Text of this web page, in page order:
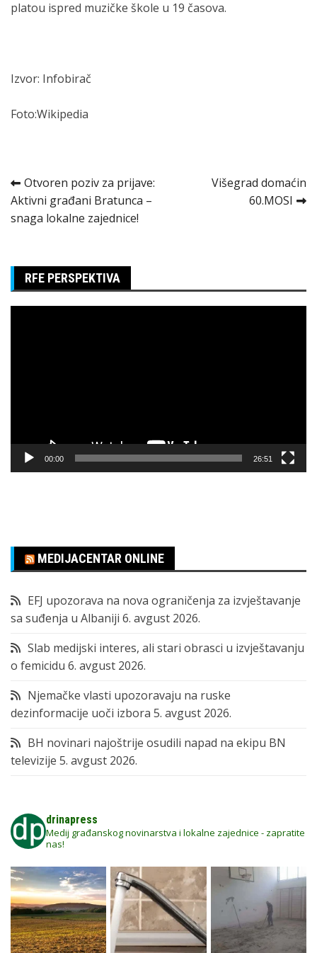
platou ispred muzičke škole u 19 časova.
Izvor: Infobirač
Foto:Wikipedia
Kretanje
članka
Otvoren poziv za prijave:
Aktivni građani Bratunca –
snaga lokalne zajednice!
Višegrad domaćin
60.MOSI
RFE PERSPEKTIVA
00:00 26:51
MEDIJACENTAR ONLINE
EFJ upozorava na nova ograničenja za izvještavanje
sa suđenja u Albaniji 6. avgust 2026.
Slab medijski interes, ali stari obrasci u izvještavanju
o femicidu 6. avgust 2026.
Njemačke vlasti upozoravaju na ruske
dezinformacije uoči izbora 5. avgust 2026.
BH novinari najoštrije osudili napad na ekipu BN
televizije 5. avgust 2026.
drinapress
Medij građanskog novinarstva i lokalne zajednice - zapratite
nas!